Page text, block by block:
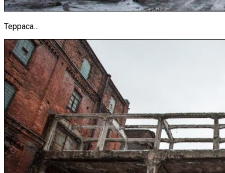
Терраса…